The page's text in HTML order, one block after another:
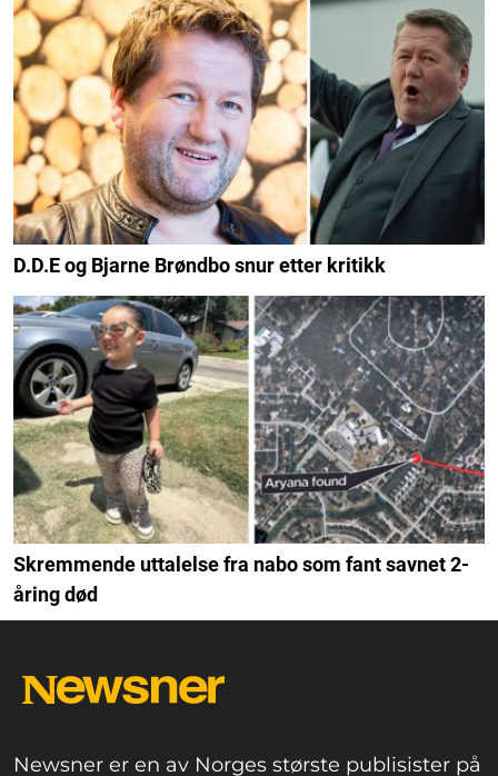
D.D.E og Bjarne Brøndbo snur etter kritikk
Skremmende uttalelse fra nabo som fant savnet 2-
åring død
Newsner er en av Norges største publisister på